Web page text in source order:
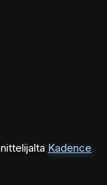
Kadence